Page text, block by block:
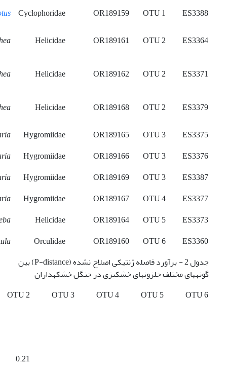
ES3388
OTU 1
OR189159
Cyclophoridae
ES3364
OTU 2
OR189161
Helicidae
ES3371
OTU 2
OR189162
Helicidae
ES3379
OTU 2
OR189168
Helicidae
ES3375
OTU 3
OR189165
Hygromiidae
ES3376
OTU 3
OR189166
Hygromiidae
ES3387
OTU 3
OR189169
Hygromiidae
ES3377
OTU 4
OR189167
Hygromiidae
ES3373
OTU 5
OR189164
Helicidae
ES3360
OTU 6
OR189160
Orculidae
جدول 2 - برآورد فاصله ژنتیکی اصلاح نشده (P-distance) بین
گونه­های مختلف حلزون­های خشکی­زی در جنگل خشکه­داران
OTU 6
OTU 5
OTU 4
OTU 3
OTU 2
0.21